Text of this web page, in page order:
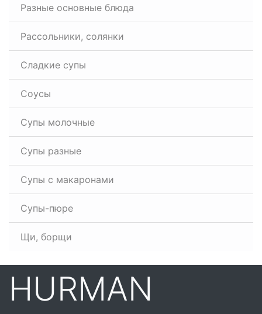
Разные основные блюда
Рассольники, солянки
Сладкие супы
Соусы
Супы молочные
Супы разные
Супы с макаронами
Супы-пюре
Щи, борщи
HURMAN